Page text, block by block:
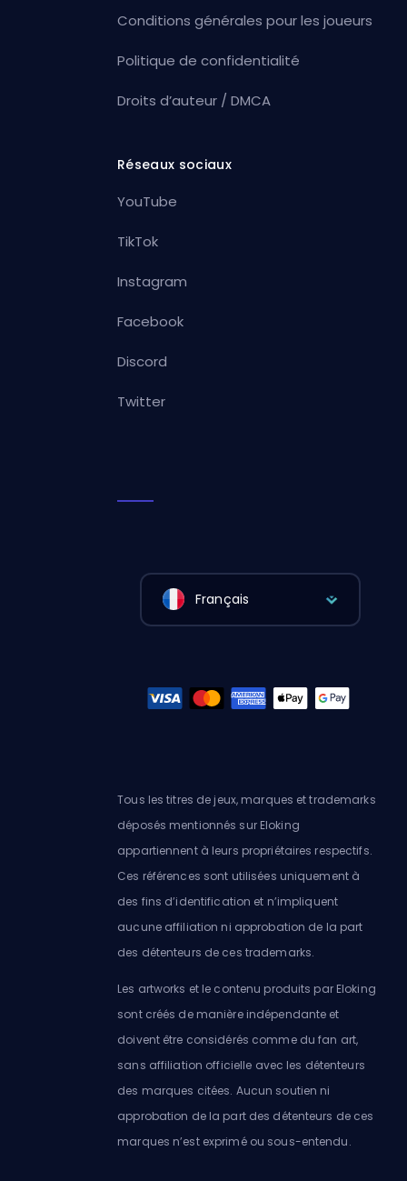
Conditions générales pour les joueurs
Politique de confidentialité
Droits d’auteur / DMCA
Réseaux sociaux
YouTube
TikTok
Instagram
Facebook
Discord
Twitter
Français
Tous les titres de jeux, marques et trademarks
déposés mentionnés sur Eloking
appartiennent à leurs propriétaires respectifs.
Ces références sont utilisées uniquement à
des fins d’identification et n’impliquent
aucune affiliation ni approbation de la part
des détenteurs de ces trademarks.
Les artworks et le contenu produits par Eloking
sont créés de manière indépendante et
doivent être considérés comme du fan art,
sans affiliation officielle avec les détenteurs
des marques citées. Aucun soutien ni
approbation de la part des détenteurs de ces
marques n’est exprimé ou sous-entendu.